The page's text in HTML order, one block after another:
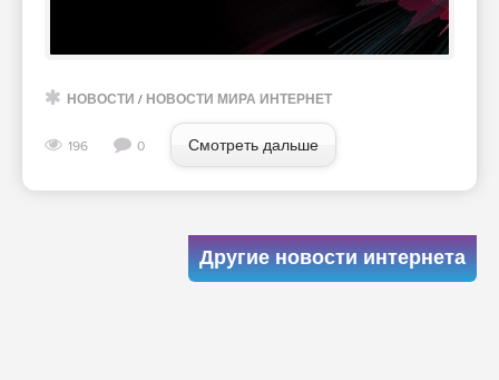
НОВОСТИ / НОВОСТИ МИРА ИНТЕРНЕТ
196 0 Смотреть дальше
Другие новости интернета